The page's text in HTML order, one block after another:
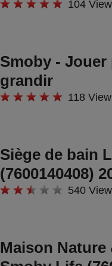
104
Smoby -
grandir
118
Siège de bain
(7600140408)
540
Maison Nature